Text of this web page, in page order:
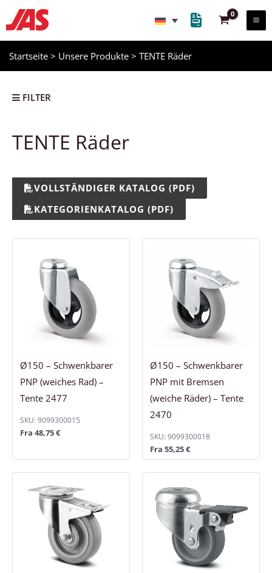
Zum
Inhalt
springen
Startseite > Unsere Produkte > TENTE Räder
FILTER
TENTE Räder
VOLLSTÄNDIGER KATALOG (PDF)
KATEGORIENKATALOG (PDF)
Ø150 – Schwenkbarer
PNP (weiches Rad) –
Tente 2477
SKU: 9099300015
Fra 48,75€
Ø150 – Schwenkbarer
PNP mit Bremsen
(weiche Räder) – Tente
2470
SKU: 9099300018
Fra 55,25€